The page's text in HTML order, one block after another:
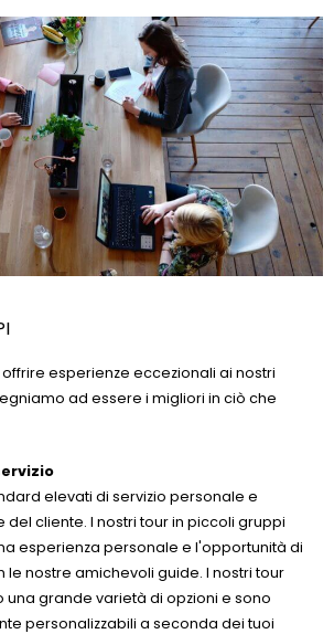
esperienze eccezionali ai nostri
ad essere i migliori in ciò che
elevati di servizio personale e
del cliente. I nostri tour in piccoli gruppi
esperienza personale e l'opportunità di
le nostre amichevoli guide. I nostri tour
una grande varietà di opzioni e sono
personalizzabili a seconda dei tuoi